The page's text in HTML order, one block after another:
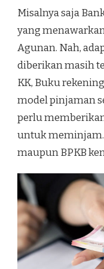
Misalnya saja
yang
Agunan. Nah,
diberikan masih
KK, Buku
model pinjaman
perlu
untuk
maupun BPKB